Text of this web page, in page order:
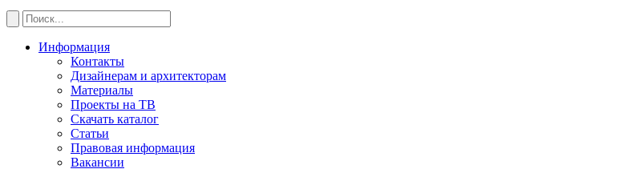
Информация
Контакты
Дизайнерам и архитекторам
Материалы
Проекты на ТВ
Скачать каталог
Статьи
Правовая информация
Вакансии